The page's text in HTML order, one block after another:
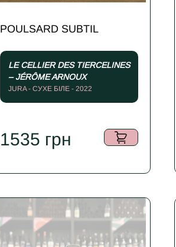
POULSARD SUBTIL
LE CELLIER DES TIERCELINES
– JÉRÔME ARNOUX
JURA - СУХЕ БІЛЕ - 2022
1535 грн